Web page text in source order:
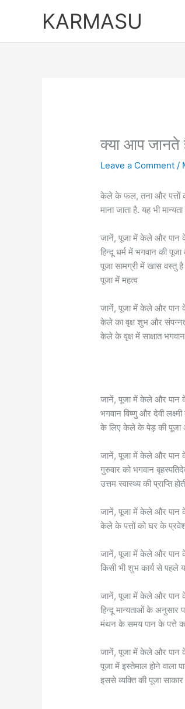
KARMASU
क्‍या आप जानते
Leave a Comment /
केले के फल, तना और पत्तों
माना जाता है. यह भी
जानें, पूजा में केले और पान
हिन्दू धर्म में भगवान की
पूजा सामग्री में खास वस्तु
पूजा में महत्व
जानें, पूजा में केले और पान
केले का वृक्ष शुभ और
केले के वृक्ष में साक्षात
जानें, पूजा में केले और पान
भगवान विष्णु और देवी
के लिए केले के पेड़ की पूजा
जानें, पूजा में केले और पान
गुरुवार को भगवान
उत्तम स्वास्थ्य की प्राप्ति
जानें, पूजा में केले और पान
केले के पत्तों को घर के प्रवेश
जानें, पूजा में केले और पान
किसी भी शुभ कार्य से पहले
जानें, पूजा में केले और पान
हिन्दू मान्यताओं के अनुसार
मंथन के समय पान के पत्ते का
जानें, पूजा में केले और पान
पूजा में इस्तेमाल होने वाला
इससे व्यक्ति की पूजा साकार